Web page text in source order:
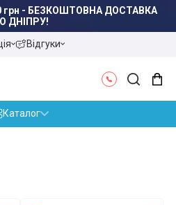
грн - БЕЗКОШТОВНА ДОСТАВКА
ДНІПРУ!
Відгуки
Каталог